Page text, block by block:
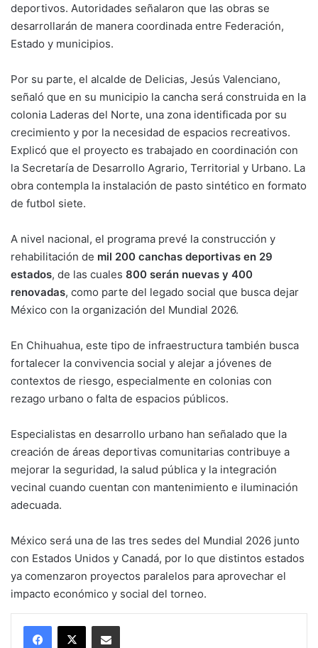
deportivos. Autoridades señalaron que las obras se
desarrollarán de manera coordinada entre Federación,
Estado y municipios.
Por su parte, el alcalde de Delicias, Jesús Valenciano,
señaló que en su municipio la cancha será construida en la
colonia Laderas del Norte, una zona identificada por su
crecimiento y por la necesidad de espacios recreativos.
Explicó que el proyecto es trabajado en coordinación con
la Secretaría de Desarrollo Agrario, Territorial y Urbano. La
obra contempla la instalación de pasto sintético en formato
de futbol siete.
A nivel nacional, el programa prevé la construcción y
rehabilitación de mil 200 canchas deportivas en 29
estados, de las cuales 800 serán nuevas y 400
renovadas, como parte del legado social que busca dejar
México con la organización del Mundial 2026.
En Chihuahua, este tipo de infraestructura también busca
fortalecer la convivencia social y alejar a jóvenes de
contextos de riesgo, especialmente en colonias con
rezago urbano o falta de espacios públicos.
Especialistas en desarrollo urbano han señalado que la
creación de áreas deportivas comunitarias contribuye a
mejorar la seguridad, la salud pública y la integración
vecinal cuando cuentan con mantenimiento e iluminación
adecuada.
México será una de las tres sedes del Mundial 2026 junto
con Estados Unidos y Canadá, por lo que distintos estados
ya comenzaron proyectos paralelos para aprovechar el
impacto económico y social del torneo.
Compartir por correo electrónico